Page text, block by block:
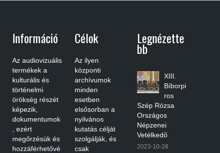
Információ
Az audiovizuális
termékek a
kulturális és
történelmi
örökség részét
képezik,
dokumentumok
, ezért
megőrzésük és
hozzáférhetővé
Célok
Az ilyen
központi
archívumok
minden
esetben
elsősorban a
nyilvános
kutatás célját
szolgálják, és
csak
Legnézette
Bb
XIII.
Bíborpi
ros
Szép Rózsa
Országos
Népzenei
Vetélkedő
2023-10-28